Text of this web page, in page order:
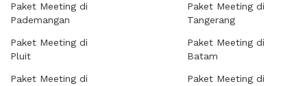
Paket Meeting di
Pademangan
Paket Meeting di
Pluit
Paket Meeting di
Paket Meeting di
Tangerang
Paket Meeting di
Batam
Paket Meeting di